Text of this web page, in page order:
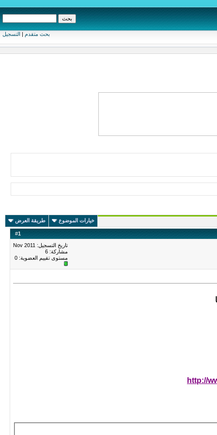
بحث متقدم | التسجيل
خيارات الموضوع طريقة العرض
#1
تاريخ التسجيل: Nov 2011
مشاركة: 6
مستوى تقييم العضوية: 0
http://